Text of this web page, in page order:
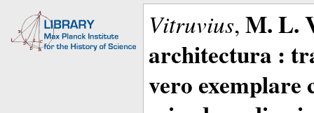
Vitruvius, M. L.
architectura :
vero exemplare